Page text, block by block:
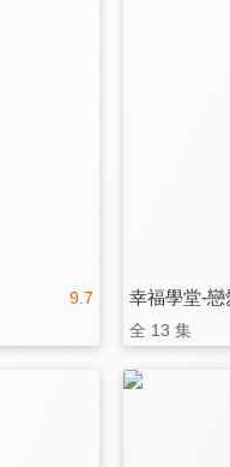
9.7 幸福學堂-戀
全 13 集